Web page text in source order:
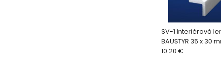
SV-1 Interiérová
BAUSTYR 35 x 30
10.20 €